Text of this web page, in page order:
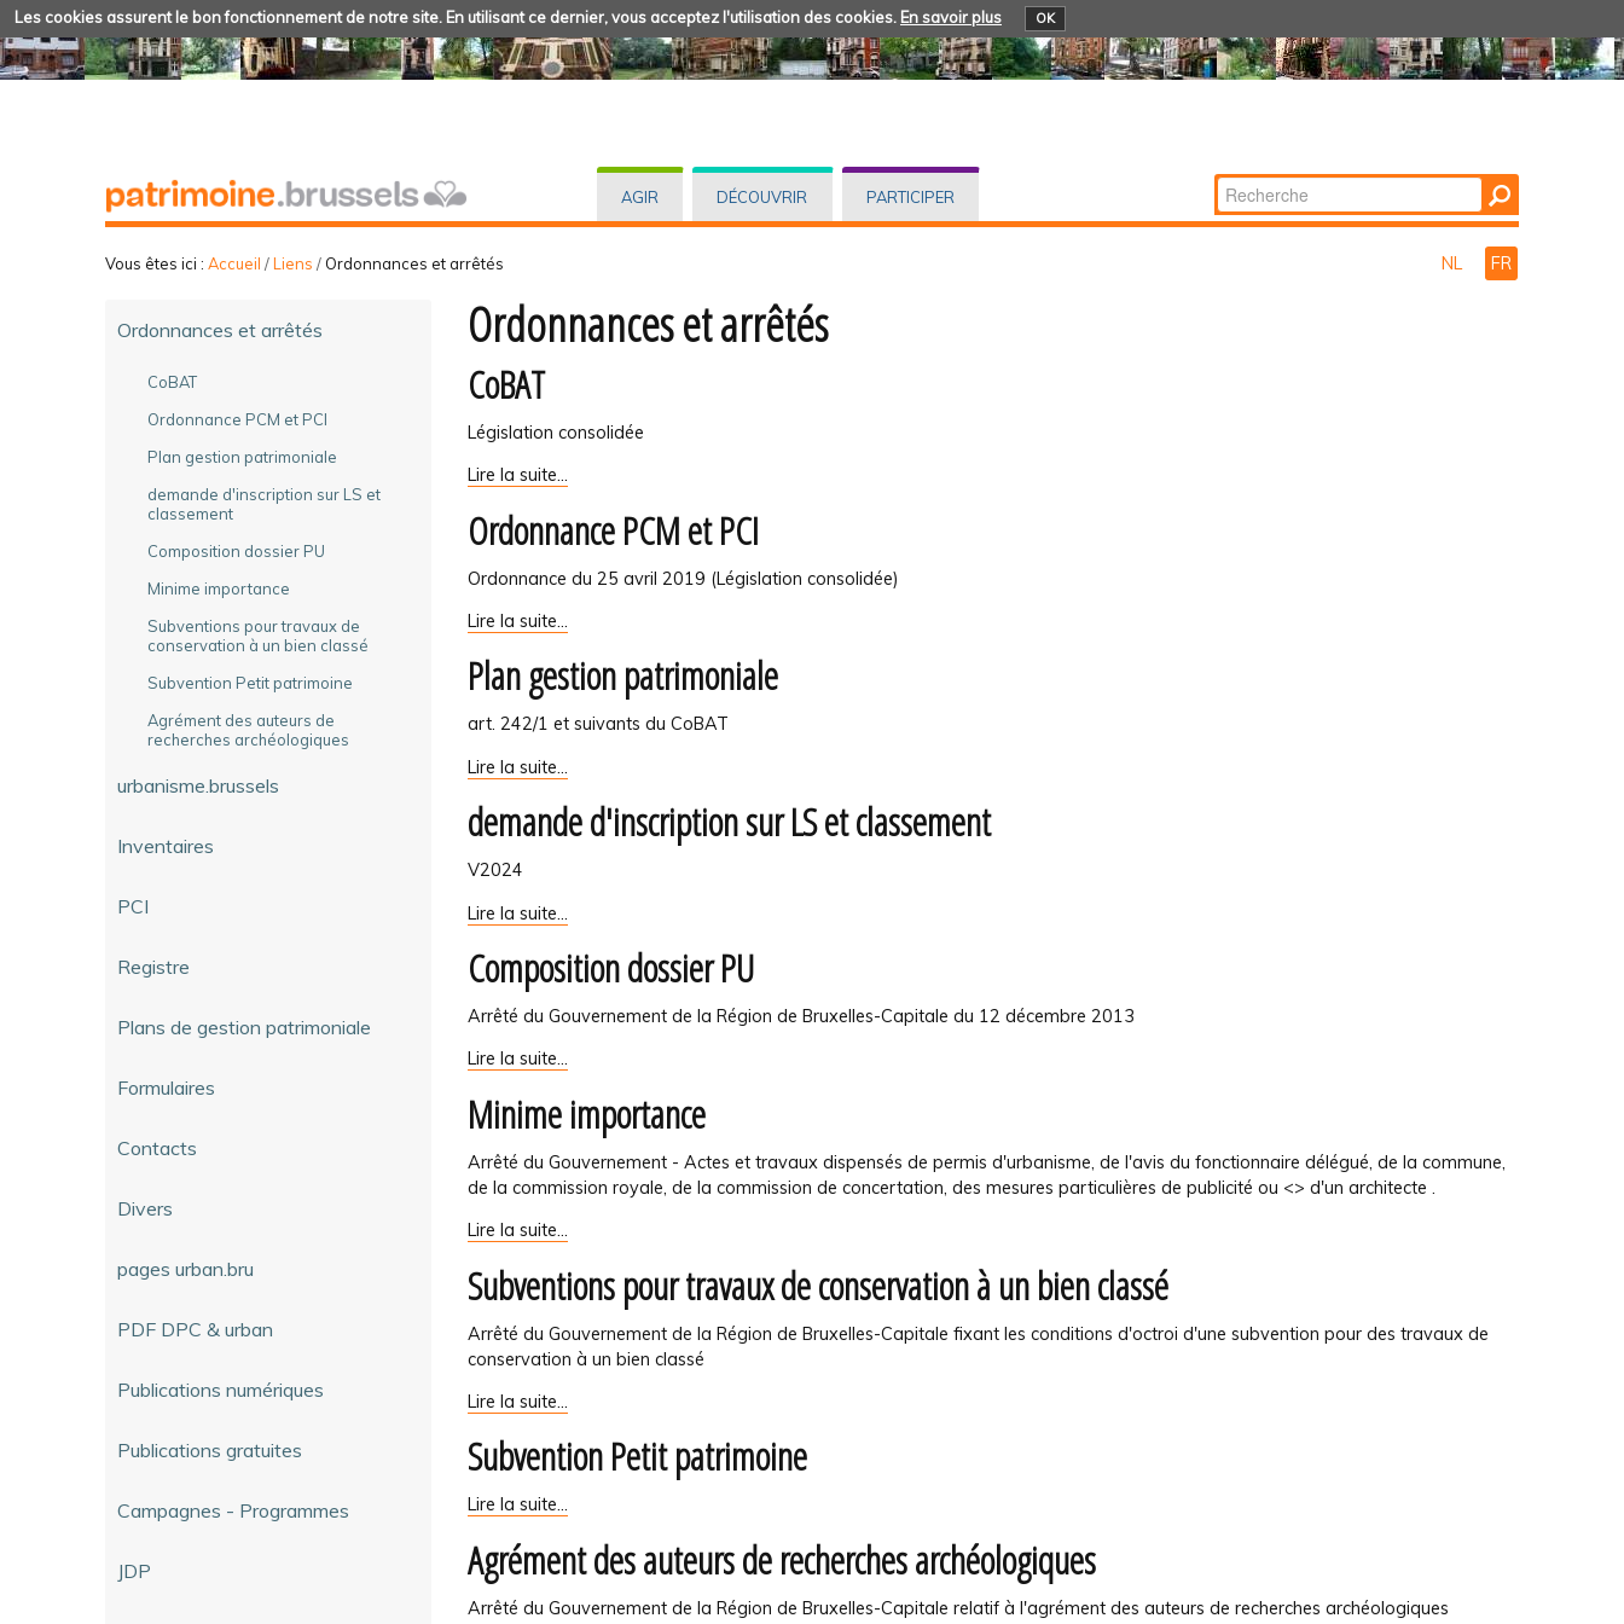
Les cookies assurent le bon fonctionnement de notre site. En utilisant ce dernier, vous acceptez l'utilisation des cookies. En savoir plus OK
AGIR DÉCOUVRIR PARTICIPER Chercher par
Recherche
Vous êtes ici : Accueil /Liens / Ordonnances et arrêtés NL FR
Ordonnances et arrêtés
CoBAT
Ordonnance PCM et PCI
Plan gestion patrimoniale
demande d'inscription sur LS et
classement
Composition dossier PU
Minime importance
Subventions pour travaux de
conservation à un bien classé
Subvention Petit patrimoine
Agrément des auteurs de
recherches archéologiques
urbanisme.brussels
Inventaires
PCI
Registre
Plans de gestion patrimoniale
Formulaires
Contacts
Divers
pages urban.bru
PDF DPC & urban
Publications numériques
Publications gratuites
Campagnes - Programmes
JDP
Ordonnances et arrêtés
CoBAT
Législation consolidée
CoBAT
Lire la suite…
Ordonnance PCM et PCI
Ordonnance du 25 avril 2019 (Législation consolidée)
Ordonnance
et
PCI
-
Lire la suite…
Plan gestion patrimoniale
art. 242/1 et suivants du CoBAT
Plan
patrimoniale
-
Lire la suite…
demande d'inscription sur LS et classement
V2024
demande
sur
LS
et
-
Lire la suite…
Composition dossier PU
Arrêté du Gouvernement de la Région de Bruxelles-Capitale du 12 décembre 2013
Composition
PU
-
Lire la suite…
Minime importance
Arrêté du Gouvernement - Actes et travaux dispensés de permis d'urbanisme, de l'avis du fonctionnaire délégué, de la commune,
de la commission royale, de la commission de concertation, des mesures particulières de publicité ou <> d'un architecte .
Minime
-
Lire la suite…
Subventions pour travaux de conservation à un bien classé
Arrêté du Gouvernement de la Région de Bruxelles-Capitale fixant les conditions d'octroi d'une subvention pour des travaux de
conservation à un bien classé
Subventions
travaux
de
conservation
un
bien
classé
Lire la suite…
Subvention Petit patrimoine
Subvention
patrimoine
-
Lire la suite…
Agrément des auteurs de recherches archéologiques
Arrêté du Gouvernement de la Région de Bruxelles-Capitale relatif à l'agrément des auteurs de recherches archéologiques